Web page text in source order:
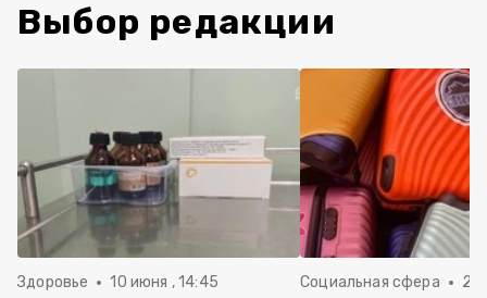
Выбор редакции
Здоровье 10 июня , 14:45 Социальная сфера 20